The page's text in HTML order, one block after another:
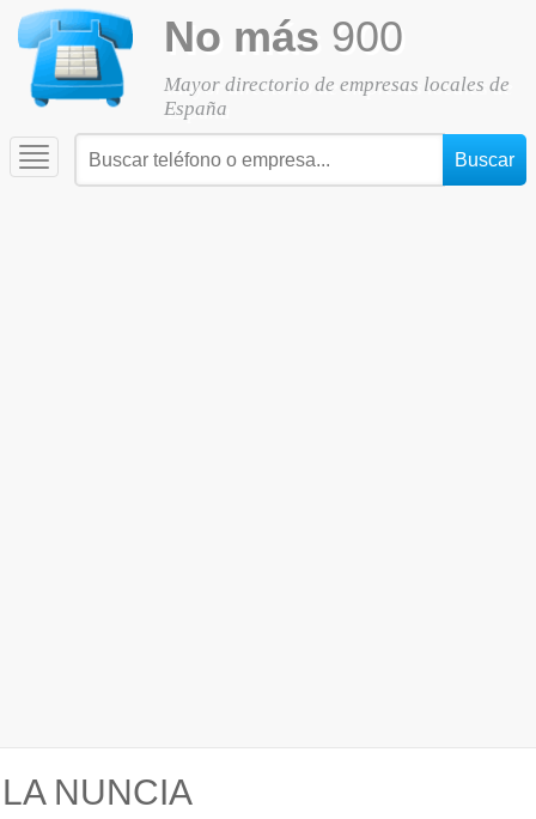
No más 900
Mayor directorio de empresas locales de
España
Toggle
navigation
LA NUNCIA